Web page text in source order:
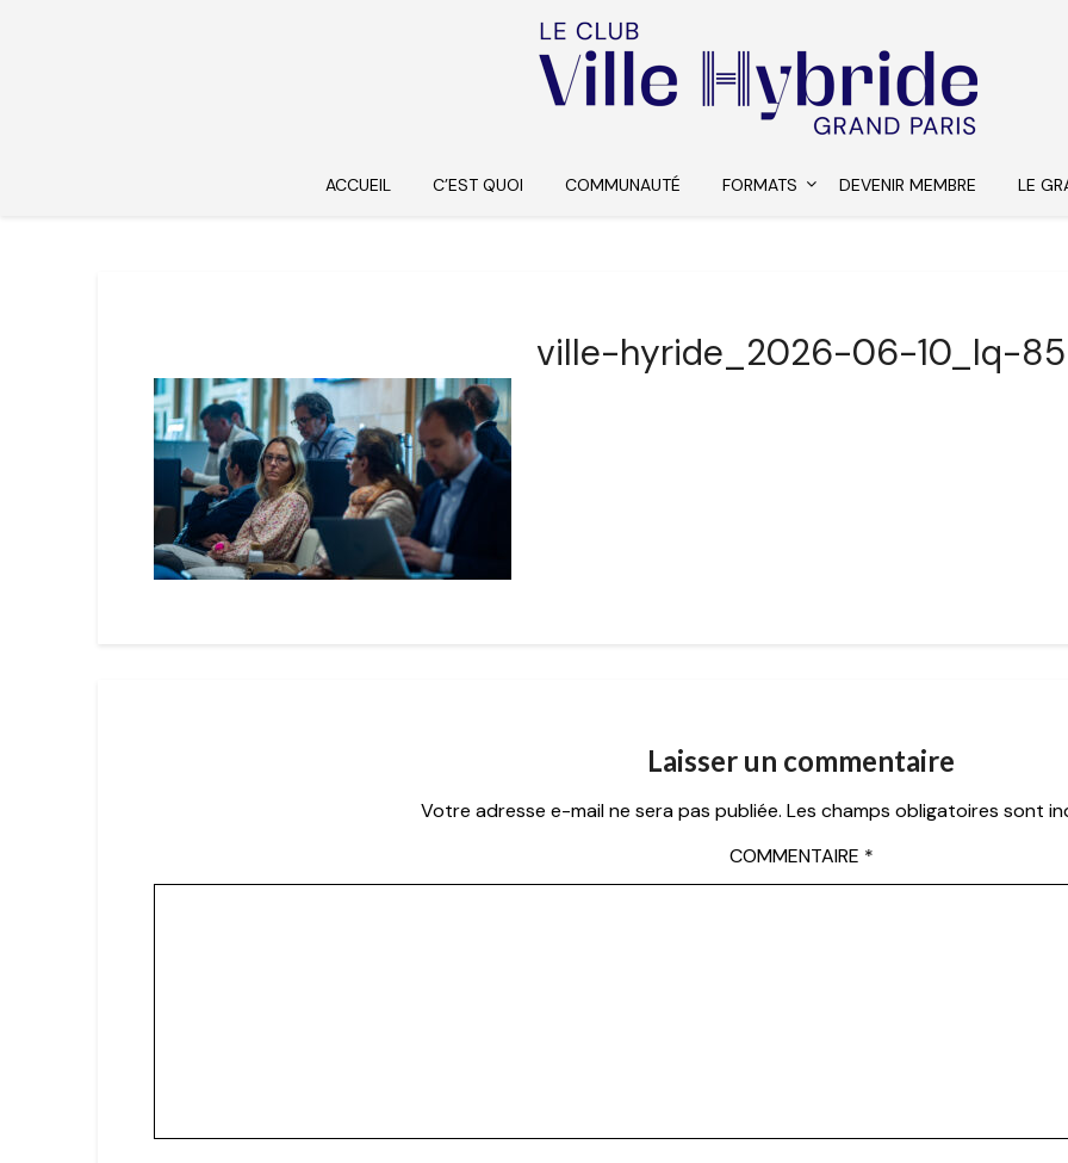
ACCUEIL C’EST QUOI COMMUNAUTÉ FORMATS DEVENIR MEMBRE LE
ville-hyride_2026-06-10_lq-85
Laisser un commentaire
Votre adresse e-mail ne sera pas publiée. Les champs obligatoires sont
COMMENTAIRE *